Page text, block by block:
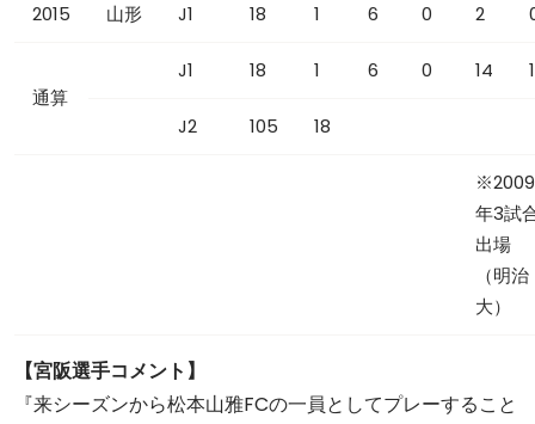
2015 山形 J1 18 1 6 0 2
通算
J1 18 1 6 0 14 1
J2 105 18
※2009
年3試
出場
（明治
大）
【宮阪選手コメント】
『来シーズンから松本山雅FCの一員としてプレーすること